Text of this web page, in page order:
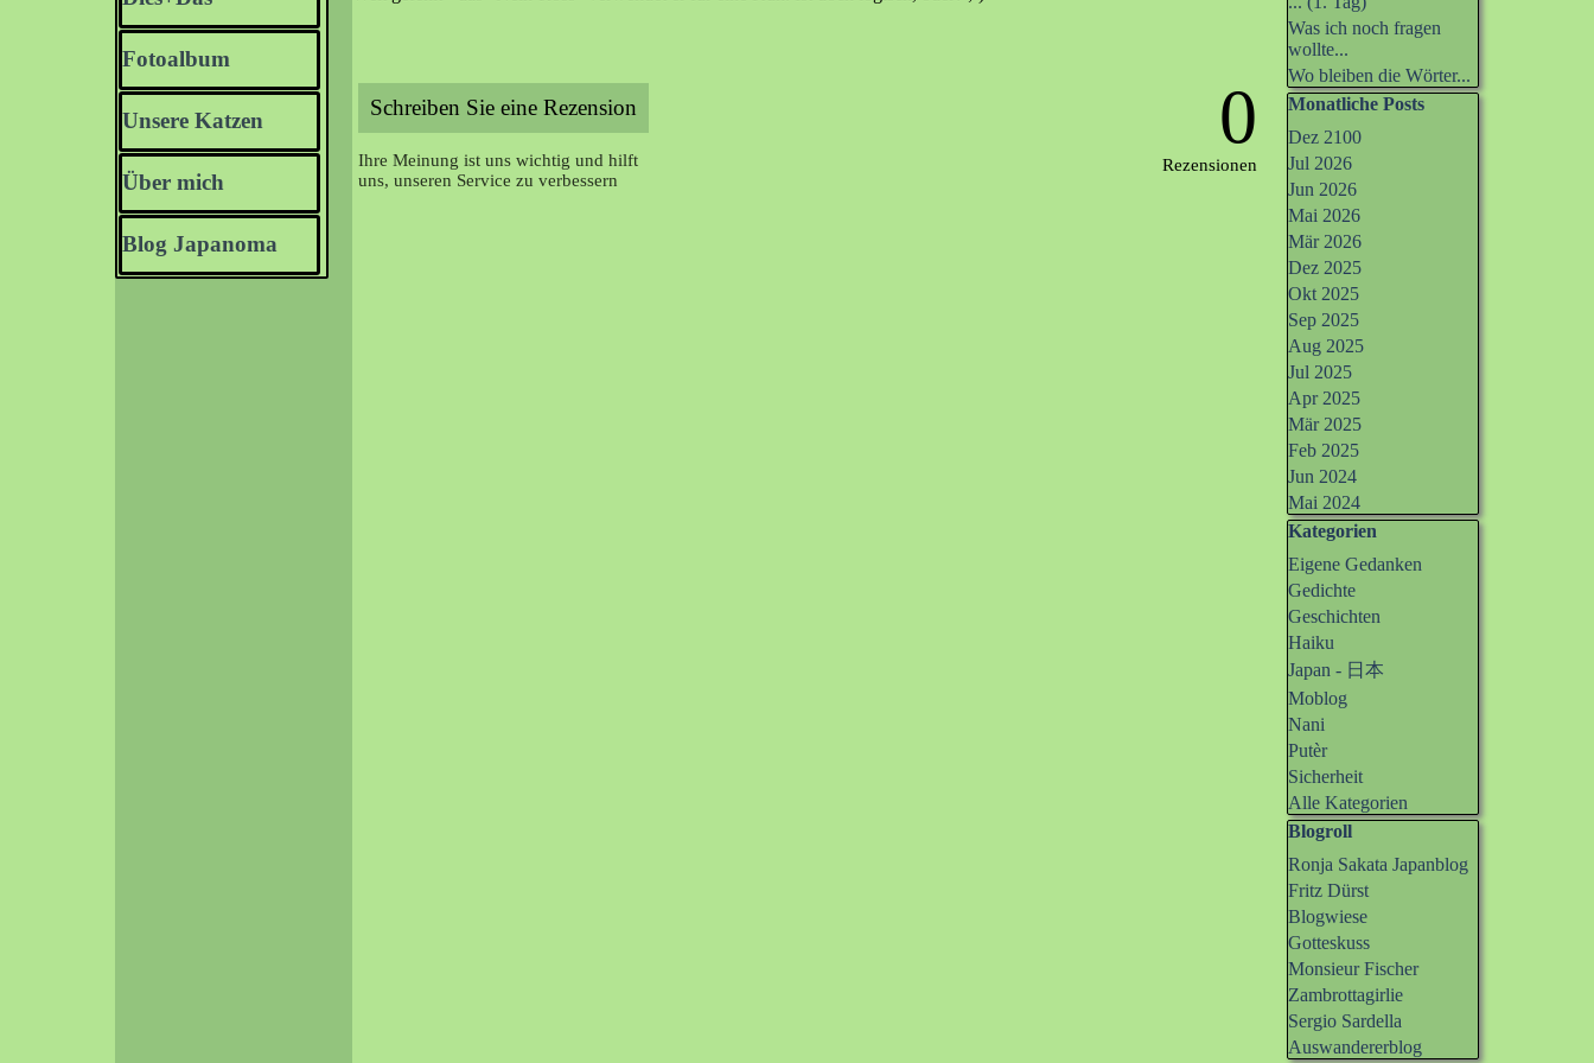
Fotoalbum
Unsere Katzen
Über mich
Blog Japanoma
0
Rezensionen
Ihre Meinung ist uns wichtig und hilft
uns, unseren Service zu verbessern
Was ich noch fragen
wollte...
Wo bleiben die Wörter...
Block überspringen Monatliche
Monatliche Posts
Dez 2100
Jul 2026
Jun 2026
Mai 2026
Mär 2026
Dez 2025
Okt 2025
Sep 2025
Aug 2025
Jul 2025
Apr 2025
Mär 2025
Feb 2025
Jun 2024
Mai 2024
Block überspringen Kategorien
Kategorien
Eigene Gedanken
Gedichte
Geschichten
Haiku
Japan - 日本
Moblog
Nani
Putèr
Sicherheit
Alle Kategorien
Block überspringen Blogroll
Blogroll
Ronja Sakata Japanblog
Fritz Dürst
Blogwiese
Gotteskuss
Monsieur Fischer
Zambrottagirlie
Sergio Sardella
Auswandererblog